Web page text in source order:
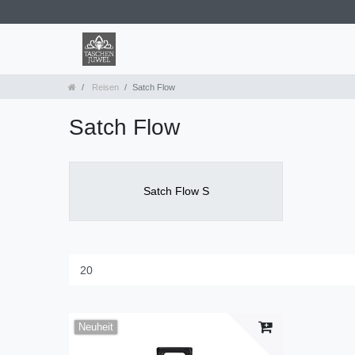
Reisen Satch Flow
Satch Flow
Satch Flow S
Neuheit